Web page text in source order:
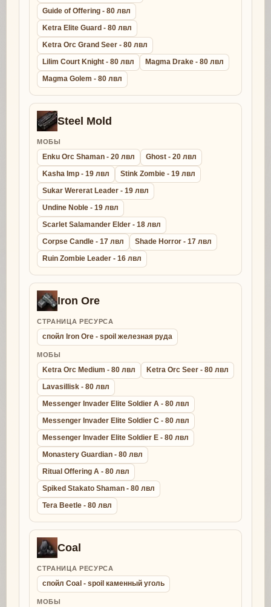
Guide of Offering - 80 лвл
Ketra Elite Guard - 80 лвл
Ketra Orc Grand Seer - 80 лвл
Lilim Court Knight - 80 лвл
Magma Drake - 80 лвл
Magma Golem - 80 лвл
Steel Mold
МОБЫ
Enku Orc Shaman - 20 лвл
Ghost - 20 лвл
Kasha Imp - 19 лвл
Stink Zombie - 19 лвл
Sukar Wererat Leader - 19 лвл
Undine Noble - 19 лвл
Scarlet Salamander Elder - 18 лвл
Corpse Candle - 17 лвл
Shade Horror - 17 лвл
Ruin Zombie Leader - 16 лвл
Iron Ore
СТРАНИЦА РЕСУРСА
спойл Iron Ore - spoil железная руда
МОБЫ
Ketra Orc Medium - 80 лвл
Ketra Orc Seer - 80 лвл
Lavasillisk - 80 лвл
Messenger Invader Elite Soldier A - 80 лвл
Messenger Invader Elite Soldier C - 80 лвл
Messenger Invader Elite Soldier E - 80 лвл
Monastery Guardian - 80 лвл
Ritual Offering A - 80 лвл
Spiked Stakato Shaman - 80 лвл
Tera Beetle - 80 лвл
Coal
СТРАНИЦА РЕСУРСА
спойл Coal - spoil каменный уголь
МОБЫ